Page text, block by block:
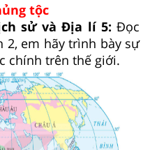
tộc
sử và Địa lí 5: Đọc
2, em hãy trình bày sự
chính trên thế giới.